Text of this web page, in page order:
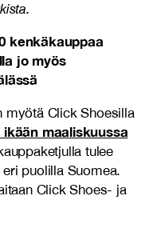
kenkäkauppaa
jo myös
myötä Click Shoesilla
maaliskuussa
tulee
puolilla Suomea.
Click Shoes- ja